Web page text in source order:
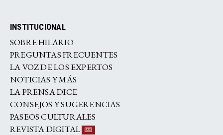
INSTITUCIONAL
SOBRE HILARIO
PREGUNTAS FRECUENTES
LA VOZ DE LOS EXPERTOS
NOTICIAS Y MÁS
LA PRENSA DICE
CONSEJOS Y SUGERENCIAS
PASEOS CULTURALES
REVISTA DIGITAL